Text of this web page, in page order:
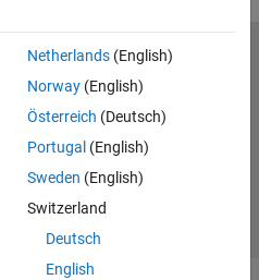
Netherlands(English)
Norway(English)
Österreich (Deutsch)
Portugal (English)
Sweden (English)
Switzerland
Deutsch
English
Datenschutz-Richtlinien
Status von Anwendungen
Inc.
Website auswählen
Deutschland